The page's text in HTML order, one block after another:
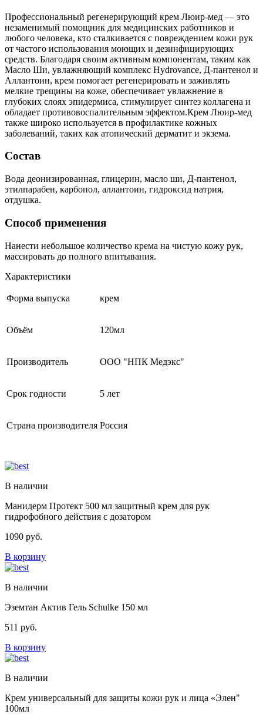
Профессиональный регенерирующий крем Люир-мед — это
незаменимый помощник для медицинских работников и
любого человека, кто сталкивается с повреждением кожи рук
от частого использования моющих и дезинфицирующих
средств. Благодаря своим активным компонентам, таким как
Масло Ши, увлажняющий комплекс Hydrovance, Д-пантенол и
Аллантоин, крем помогает регенерировать и заживлять
мелкие трещины на коже, обеспечивает увлажнение в
глубоких слоях эпидермиса, стимулирует синтез коллагена и
обладает противовоспалительным эффектом.Крем Люир-мед
также широко используется в профилактике кожных
заболеваний, таких как атопический дерматит и экзема.
Состав
Вода деонизированная, глицерин, масло ши, Д-пантенол,
этилпарабен, карбопол, аллантоин, гидроксид натрия,
отдушка.
Способ применения
Нанести небольшое количество крема на чистую кожу рук,
массировать до полного впитывания.
Характеристики
Форма выпуска крем
Объём 120мл
Производитель ООО "НПК Медэкс"
Срок годности 5 лет
Страна производителя Россия
В наличии
Манидерм Протект 500 мл защитный крем для рук
гидрофобного действия с дозатором
1090 руб.
В корзину
В наличии
Эземтан Актив Гель Schulke 150 мл
511 руб.
В корзину
В наличии
Крем универсальный для защиты кожи рук и лица «Элен"
100мл